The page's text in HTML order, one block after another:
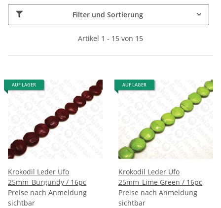
Filter und Sortierung
Artikel 1 - 15 von 15
AUF LAGER
Krokodil Leder Ufo
25mm_Burgundy / 16pc
Preise nach Anmeldung
sichtbar
AUF LAGER
Krokodil Leder Ufo
25mm_Lime Green / 16pc
Preise nach Anmeldung
sichtbar